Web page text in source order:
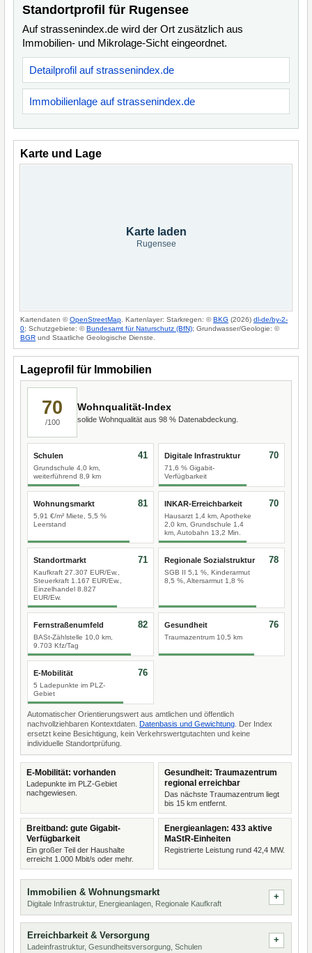
Standortprofil für Rugensee
Auf strassenindex.de wird der Ort zusätzlich aus
Immobilien- und Mikrolage-Sicht eingeordnet.
Detailprofil auf strassenindex.de
Immobilienlage auf strassenindex.de
Karte und Lage
Karte laden
Rugensee
Kartendaten ©OpenStreetMap . Kartenlayer: Starkregen: ©BKG (2026) dl-de/by-2-
0; Schutzgebiete: ©Bundesamt für Naturschutz (BfN); Grundwasser/Geologie: ©
BGR und Staatliche Geologische Dienste.
Lageprofil für Immobilien
70
/100
Wohnqualität-Index
solide Wohnqualität aus 98 % Datenabdeckung.
Schulen
Grundschule 4,0 km,
weiterführend 8,9 km
41 Digitale Infrastruktur
71,6 % Gigabit-
Verfügbarkeit
70
Wohnungsmarkt
5,91 €/m² Miete, 5,5 %
Leerstand
81 INKAR-Erreichbarkeit
Hausarzt 1,4 km, Apotheke
2,0 km, Grundschule 1,4
km, Autobahn 13,2 Min.
70
Standortmarkt
Kaufkraft 27.307 EUR/Ew.,
Steuerkraft 1.167 EUR/Ew.,
Einzelhandel 8.827
EUR/Ew.
71 Regionale Sozialstruktur
SGB II 5,1 %, Kinderarmut
8,5 %, Altersarmut 1,8 %
78
Fernstraßenumfeld
BASt-Zählstelle 10,0 km,
9.703 Kfz/Tag
82 Gesundheit
Traumazentrum 10,5 km
76
E-Mobilität
5 Ladepunkte im PLZ-
Gebiet
76
Automatischer Orientierungswert aus amtlichen und öffentlich
nachvollziehbaren Kontextdaten. Datenbasis und Gewichtung . Der Index
ersetzt keine Besichtigung, kein Verkehrswertgutachten und keine
individuelle Standortprüfung.
E-Mobilität: vorhanden
Ladepunkte im PLZ-Gebiet
nachgewiesen.
Gesundheit: Traumazentrum
regional erreichbar
Das nächste Traumazentrum liegt
bis 15 km entfernt.
Breitband: gute Gigabit-
Verfügbarkeit
Ein großer Teil der Haushalte
erreicht 1.000 Mbit/s oder mehr.
Energieanlagen: 433 aktive
MaStR-Einheiten
Registrierte Leistung rund 42,4 MW.
Immobilien & Wohnungsmarkt
Digitale Infrastruktur, Energieanlagen, Regionale Kaufkraft
Erreichbarkeit & Versorgung
Ladeinfrastruktur, Gesundheitsversorgung, Schulen